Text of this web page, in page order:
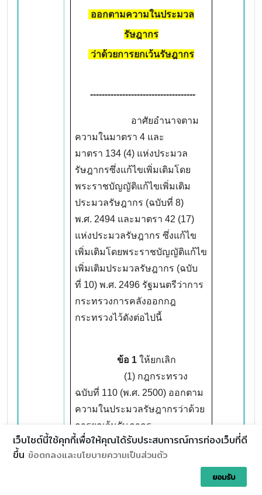
ออกตามความในประมวล
รัษฎากร
ว่าด้วยการยกเว้นรัษฎากร
------------------------------------
อาศัยอำนาจตาม
ความในมาตรา 4 และ
มาตรา 134 (4) แห่งประมวล
รัษฎากรซึ่งแก้ไขเพิ่มเติมโดย
พระราชบัญญัติแก้ไขเพิ่มเติม
ประมวลรัษฎากร (ฉบับที่ 8)
พ.ศ. 2494 และมาตรา 42 (17)
แห่งประมวลรัษฎากร ซึ่งแก้ไข
เพิ่มเติมโดยพระราชบัญญัติแก้ไข
เพิ่มเติมประมวลรัษฎากร (ฉบับ
ที่ 10) พ.ศ. 2496 รัฐมนตรีว่าการ
กระทรวงการคลังออกกฎ
กระทรวงไว้ดังต่อไปนี้
ข้อ 1ให้ยกเลิก
(1) กฎกระทรวง
ฉบับที่ 110 (พ.ศ. 2500) ออกตาม
ความในประมวลรัษฎากรว่าด้วย
การยกเว้นรัษฎากร
(2) กฎกระทรวง
ฉบับที่ 124 (พ.ศ. 2506) ออกตาม
เว็บไซต์นี้ใช้คุกกี้เพื่อให้คุณได้รับประสบการณ์การท่องเว็บที่ดี
ขึ้น ข้อตกลงและนโยบายความเป็นส่วนตัว
ยอมรับ